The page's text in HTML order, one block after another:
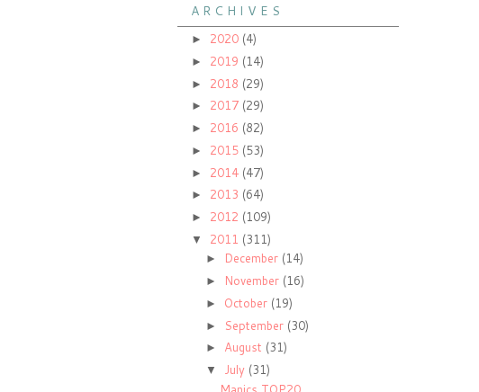
A R C H I V E S
► 2020 (4)
► 2019 (14)
► 2018 (29)
► 2017 (29)
► 2016 (82)
► 2015 (53)
► 2014 (47)
► 2013 (64)
► 2012 (109)
▼ 2011 (311)
► December (14)
► November (16)
► October (19)
► September (30)
► August (31)
▼ July (31)